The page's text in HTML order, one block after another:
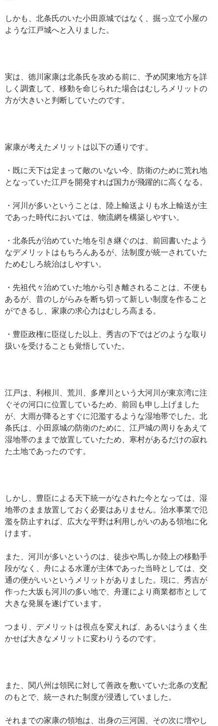
しかも、北条氏のいた小田原城ではなく、掘っ立て小屋の
ような江戸城へと入りました。
実は、徳川家康は北条氏を攻める前に、予め関東地方を詳
しく調査して、移動を命じられた場合はむしろメリットの
方が大きいと判断していたのです。
家康が考えたメリットは以下の通りです。
・既に天下は定まって敵のいない今、防衛のために荒れ地
となっていた江戸を開発すれば国力が飛躍的に高くなる。
・河川が多いということは、陸上輸送よりも水上輸送が主
であった時代においては、物流網を構築しやすい。
・北条氏が治めていた地を引き継ぐのは、前回書いたよう
なデメリットはもちろんあるが、法制度が統一されていた
ためむしろ統治はしやすい。
・先祖代々治めていた地から引き離されることは、不便も
あるが、昔のしがらみを断ち切って新しい制度を作ること
ができるし、家康の求心力はむしろ高まる。
・豊臣政権に臣従した以上、秀吉の下ではどのような取り
扱いを受けることも覚悟していた。
江戸は、利根川、荒川、多摩川という大河川が東京湾に注
ぐその河口に位置しているため、前回も申し上げました
が、大雨が降るとすぐに氾濫するような湿地帯でした。北
条氏は、小田原城の防衛のために、江戸城の周りをあえて
湿地帯のままで放置していたため、寒村があるだけの寂れ
た土地であったのです。
しかし、豊臣による天下統一がなされた今となっては、湿
地帯のまま放置しておく必要はありません。治水事業で氾
濫を防止すれば、広大な平野は利用しがいのある領地に化
けます。
また、河川が多いというのは、徒歩や馬しか陸上の移動手
段がなく、舟による水運が主体であった当時としては、交
通の便がいいというメリットがありました。現に、秀吉が
作った大坂も河川の多い地で、舟運により商業都市として
大きな発展を遂げています。
つまり、デメリットは視点を変えれば、あるいはうまく生
かせば大きなメリットに変わりうるのです。
また、関八州は領民に対して善政を敷いていた北条の支配
のもとで、統一された制度が浸透していました。
それまでの家康の領地は、出身の三河国、その次に増やし